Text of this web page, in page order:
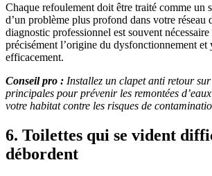
Chaque refoulement doit être traité comme un
d’un problème plus profond dans votre réseau
diagnostic professionnel est souvent
précisément l’origine du dysfonctionnement et
efficacement.
Conseil pro : Installez un clapet anti retour
principales pour prévenir les remontées
votre habitat contre les risques de
6. Toilettes qui se vident
débordent